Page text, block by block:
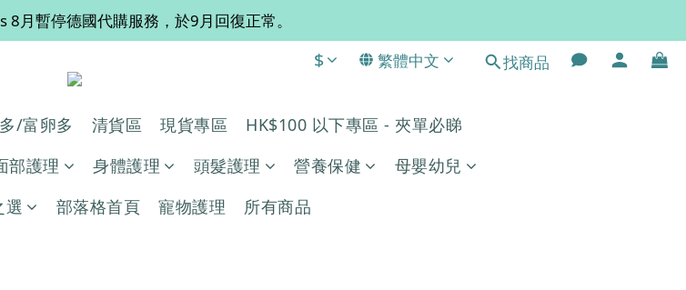
$600 免運費，買多件更抵！
8月暫停德國代購服務，於9月回復正常。
$ 繁體中文 找商品
/富卵多 清貨區 現貨專區
HK$100 以下專區 - 夾單必睇
部護理 身體護理 頭髮護理 營養保健
母嬰幼兒
選 部落格首頁 寵物護理 所有商品